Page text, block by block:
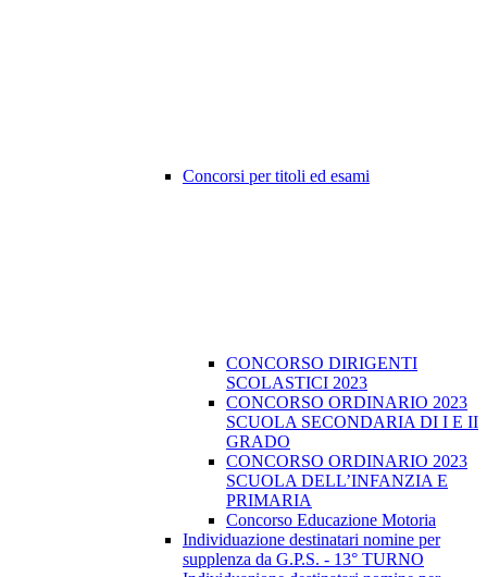
Concorsi per titoli ed esami
CONCORSO DIRIGENTI
SCOLASTICI 2023
CONCORSO ORDINARIO 2023
SCUOLA SECONDARIA DI I E II
GRADO
CONCORSO ORDINARIO 2023
SCUOLA DELL’INFANZIA E
PRIMARIA
Concorso Educazione Motoria
Individuazione destinatari nomine per
supplenza da G.P.S. - 13° TURNO